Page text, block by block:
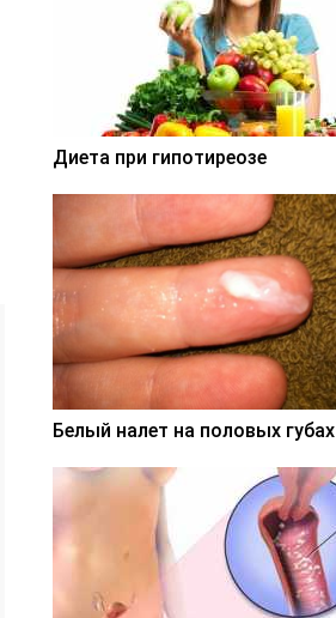
Диета при гипотиреозе
Белый налет на половых губах